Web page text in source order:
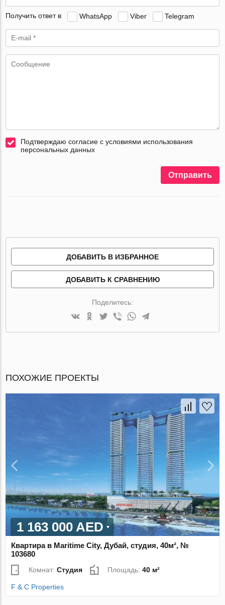
Получить ответ в WhatsApp Viber Telegram
Подтверждаю согласие с условиями использования
персональных данных
Отправить
ДОБАВИТЬ В ИЗБРАННОЕ
ДОБАВИТЬ К СРАВНЕНИЮ
Поделитесь:
ПОХОЖИЕ ПРОЕКТЫ
1 163 000 AED
Квартира в Maritime City, Дубай, студия, 40м², №
103680
Комнат:Студия Площадь:40 м²
F & C Properties